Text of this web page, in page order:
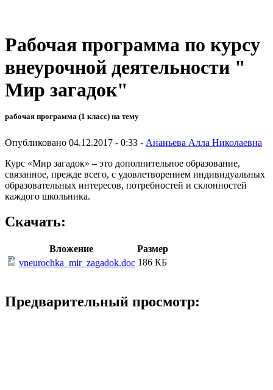
Рабочая программа по курсу
внеурочной деятельности "
Мир загадок"
рабочая программа (1 класс) на тему
Опубликовано 04.12.2017 - 0:33 - Ананьева Алла Николаевна
Курс «Мир загадок» – это дополнительное образование,
связанное, прежде всего, с удовлетворением индивидуальных
образовательных интересов, потребностей и склонностей
каждого школьника.
Скачать:
Вложение
Размер
vneurochka_mir_zagadok.doc 186 КБ
Предварительный просмотр: